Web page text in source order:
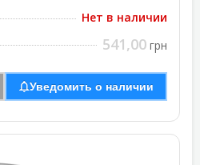
Нет в наличии
541,00 грн
Уведомить о наличии